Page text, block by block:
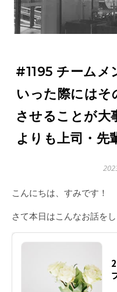
#1195 チームメ
いった際にはそ
させることが大
よりも上司・先
こんにちは、すみです！
さて本日はこんなお話をし